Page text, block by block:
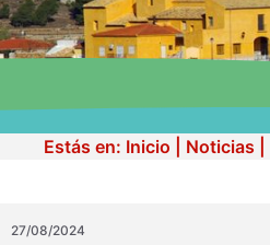
Estás en: Inicio Noticias
27/08/2024